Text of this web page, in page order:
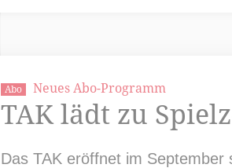
Abo Neues Abo-Programm
TAK lädt zu
Das TAK eröffnet im